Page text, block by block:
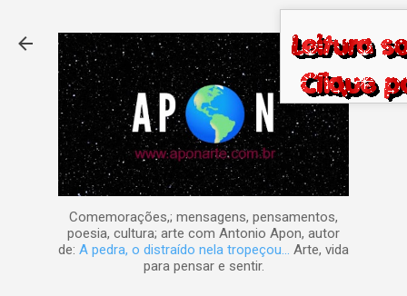
Comemorações,; mensagens, pensamentos,
poesia, cultura; arte com Antonio Apon, autor
de: A pedra, o distraído nela tropeçou... Arte, vida
para pensar e sentir.